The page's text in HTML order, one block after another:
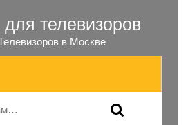
для телевизоров
в Москве